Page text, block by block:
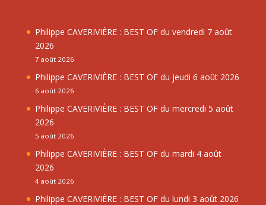
Philippe CAVERIVIÈRE : BEST OF du vendredi 7 août
2026
7 août 2026
Philippe CAVERIVIÈRE : BEST OF du jeudi 6 août 2026
6 août 2026
Philippe CAVERIVIÈRE : BEST OF du mercredi 5 août
2026
5 août 2026
Philippe CAVERIVIÈRE : BEST OF du mardi 4 août
2026
4 août 2026
Philippe CAVERIVIÈRE : BEST OF du lundi 3 août 2026